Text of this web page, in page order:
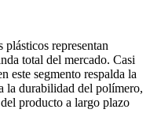
plásticos representan
total del mercado. Casi
este segmento respalda la
la durabilidad del polímero,
producto a largo plazo